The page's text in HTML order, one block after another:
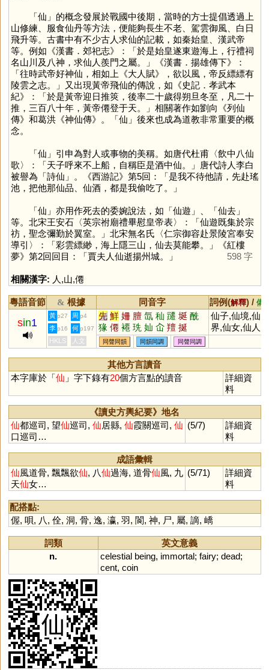
「仙 」的概念發展於戰國中後期，當時的方士提倡透過上
山修練、服食仙丹等方法，便能夠長生不老、駕雲御風、白日
飛升等。古書中有不少古人求仙的記載，如秦始皇、漢武帝
等。例如《漢書．郊祀志》：「於是始皇遂東遊海上，行禮祠
名山川及八神，求仙人羨門之屬。」《漢書．揚雄傳下》：
「往時武帝好神仙，相如上《大人賦》，欲以風，帝反縹縹有
陵雲之志。」又出現黃帝飛仙的傳說，如《史記．孝武本
紀》：「於是黃帝迎日推筴，後率二十歲得朔旦冬至，凡二十
推，三百八十年，黃帝僊登于天。」相關著作如劉向《列仙
傳》和葛洪《神仙傳》。「仙 」後來也成為道教非常重要的概
念。
「仙 」引申為對人或事物的美稱。如唐代杜甫〈飲中八仙
歌〉：「天子呼來不上船，自稱臣是酒中仙。」唐代詩人李白
被譽為「詩仙」。《西游記》第5回：「是我不待他請，先赴瑤
池，把他那仙品、仙酒，都是我偷吃了。」
「仙 」亦用作死去的委婉說法，如「仙遊」、「仙去」
等。北宋王安石〈英宗祔廟禮畢慰皇帝表〉：「仙遊既集於宗
祊，聖念彌勤於翼室。」北宋無名氏〈仁宗御容赴景陵宮奉安
導引〉：「彩雲縹緲，海上隱三山，仙去莫能攀。」《紅樓
夢》第2回回目：「賈夫人仙逝揚州城。」
598 字
相關漢字: 人,山,僊
粵語音節 & 根據 同音字 詞例(解釋) / 備
sin1
黃 p27 周 p4 先 鮮 姍 膻 氙 秈 躚 埏 酰
猭 僊 褼 珗 奾 屳 羶 挻
仙子,仙境,仙
界,仙女,仙人
掌,仙人,仙家,
仙逝,謫仙
李 p16 何 p197
HKLS 人文 同聲同韻 同韻同調 同聲同調
其他方言讀音
本字庫於「仙 」字下錄有20個方言點的讀音
詳細資
料
《讀史方輿紀要》地名
仙都巡司, 望仙巡司, 仙居縣, 仙霞關巡司, 仙
口巡司…
(5/7)
詳細資
料
成語彙輯
仙風道骨, 飄飄欲仙, 八仙過海, 道骨仙風, 九
天仙女…
(5/71)
詳細資
料
配搭點:
偓, 唄, 八, 佺, 洞, 骨, 逸, 瀛, 羽, 閬, 神, 尸, 屬, 謫, 嶠
詞類
英文意義
n.
celestial being, immortal; fairy; dead;
cent, coin